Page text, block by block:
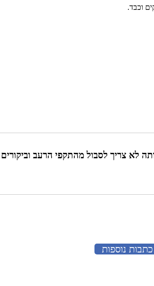
וכבד.
לא צריך לסבול מהתקפי הרעב וביקורים
כתבות נוספות